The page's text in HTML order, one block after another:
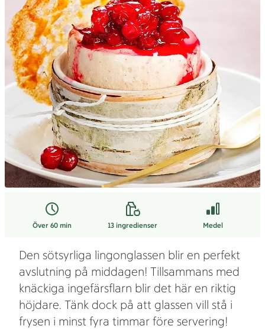
Över 60 min 13 ingredienser Medel
Den sötsyrliga lingonglassen blir en perfekt
avslutning på middagen! Tillsammans med
knäckiga ingefärsflarn blir det här en riktig
höjdare. Tänk dock på att glassen vill stå i
frysen i minst fyra timmar före servering!